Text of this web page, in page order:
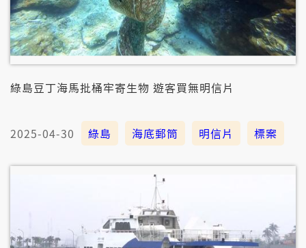
綠島豆丁海馬批桶牢寄生物 遊客買無明信片
2025-04-30 綠島 海底郵筒 明信片 標案